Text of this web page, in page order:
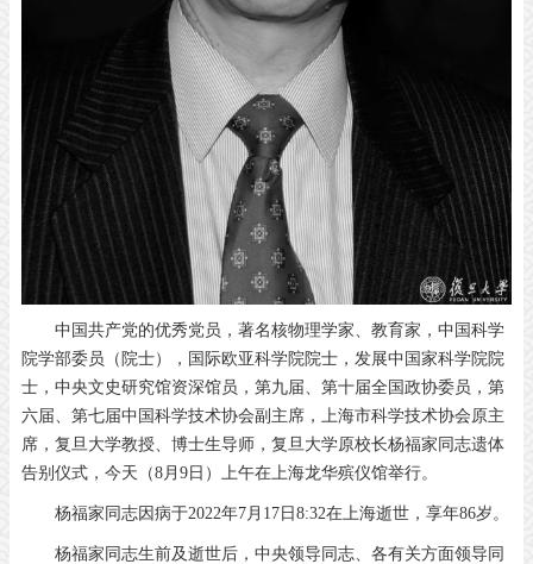
中国共产党的优秀党员，著名核物理学家、教育家，中国科学
院学部委员（院士），国际欧亚科学院院士，发展中国家科学院院
士，中央文史研究馆资深馆员，第九届、第十届全国政协委员，第
六届、第七届中国科学技术协会副主席，上海市科学技术协会原主
席，复旦大学教授、博士生导师，复旦大学原校长杨福家同志遗体
告别仪式，今天（8月9日）上午在上海龙华殡仪馆举行。
杨福家同志因病于2022年7月17日8:32在上海逝世，享年86岁。
杨福家同志生前及逝世后，中央领导同志、各有关方面领导同